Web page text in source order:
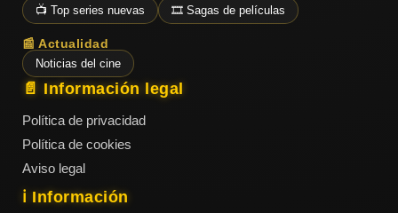
📺 Top series nuevas 🎞️ Sagas de películas
📰 Actualidad
Noticias del cine
📄 Información legal
Política de privacidad
Política de cookies
Aviso legal
ℹ️ Información